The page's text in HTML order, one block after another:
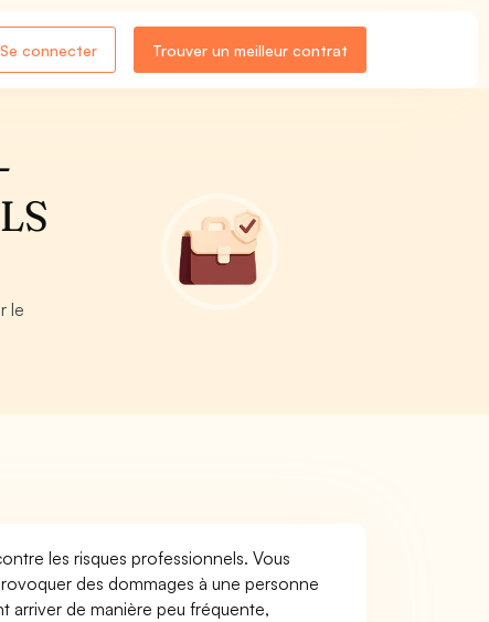
Se connecter Trouver un meilleur contrat
le
les risques professionnels. Vous
des dommages à une personne
arriver de manière peu fréquente,